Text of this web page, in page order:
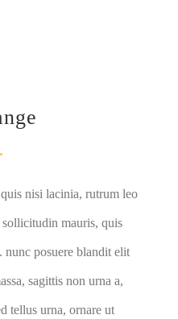
nisi lacinia, rutrum leo
mauris, quis
posuere blandit elit
sagittis non urna a,
tellus urna, ornare ut